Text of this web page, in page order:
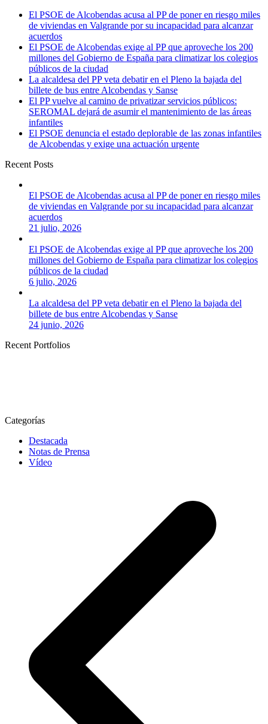
El PSOE de Alcobendas acusa al PP de poner en riesgo miles
de viviendas en Valgrande por su incapacidad para alcanzar
acuerdos
El PSOE de Alcobendas exige al PP que aproveche los 200
millones del Gobierno de España para climatizar los colegios
públicos de la ciudad
La alcaldesa del PP veta debatir en el Pleno la bajada del
billete de bus entre Alcobendas y Sanse
El PP vuelve al camino de privatizar servicios públicos:
SEROMAL dejará de asumir el mantenimiento de las áreas
infantiles
El PSOE denuncia el estado deplorable de las zonas infantiles
de Alcobendas y exige una actuación urgente
Recent Posts
El PSOE de Alcobendas acusa al PP de poner en riesgo miles
de viviendas en Valgrande por su incapacidad para alcanzar
acuerdos
21 julio, 2026
El PSOE de Alcobendas exige al PP que aproveche los 200
millones del Gobierno de España para climatizar los colegios
públicos de la ciudad
6 julio, 2026
La alcaldesa del PP veta debatir en el Pleno la bajada del
billete de bus entre Alcobendas y Sanse
24 junio, 2026
Recent Portfolios
Categorías
Destacada
Notas de Prensa
Vídeo